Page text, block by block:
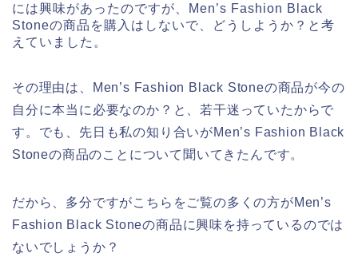
には興味があったのですが、Men’s Fashion Black
Stoneの商品を購入はしないで、どうしようか？と考
えていました。
その理由は、Men’s Fashion Black Stoneの商品が今の
自分に本当に必要なのか？と、若干迷っていたからで
す。でも、先日も私の知り合いがMen’s Fashion Black
Stoneの商品のことについて聞いてきたんです。
だから、多分ですがこちらをご覧の多くの方がMen’s
Fashion Black Stoneの商品に興味を持っているのでは
ないでしょうか？